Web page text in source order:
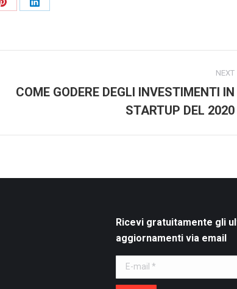
Share
Share
NEXT
Next
COME GODERE DEGLI INVESTIMENTI IN
STARTUP DEL 2020
Ricevi gratuitamente gli
aggiornamenti via email
E-mail *